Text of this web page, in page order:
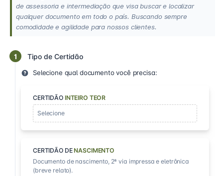
de assessoria e intermediação que visa buscar e localizar
qualquer documento em todo o país. Buscando sempre
comodidade e agilidade para nossos clientes.
1 Tipo de Certidão
Selecione qual documento você precisa:
CERTIDÃO INTEIRO TEOR
Selecione
CERTIDÃO DENASCIMENTO
Documento de nascimento, 2ª via impressa e eletrônica
(breve relato).